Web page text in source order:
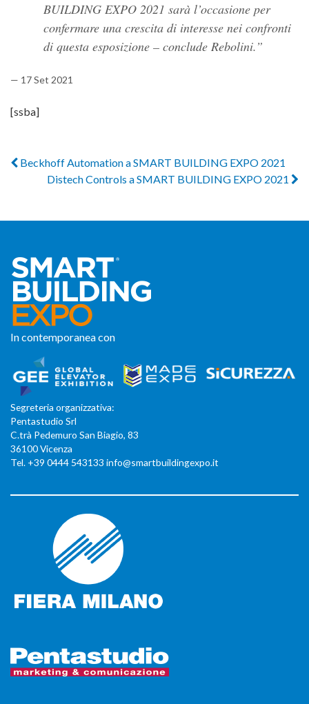
BUILDING EXPO 2021 sarà l’occasione per
confermare una crescita di interesse nei confronti
di questa esposizione – conclude Rebolini.
— 17 Set 2021
[ssba]
Beckhoff Automation a SMART BUILDING EXPO 2021
Distech Controls a SMART BUILDING EXPO 2021
In contemporanea con
Segreteria organizzativa:
Pentastudio Srl
C.trà Pedemuro San Biagio, 83
36100 Vicenza
Tel. +39 0444 543133 info@smartbuildingexpo.it